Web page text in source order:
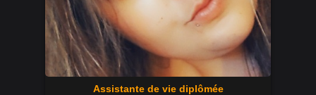
Assistante de vie diplômée